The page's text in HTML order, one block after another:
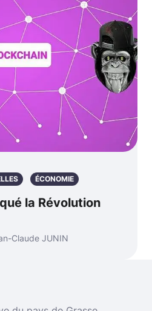
ÉCONOMIE
la Révolution
Claude JUNIN